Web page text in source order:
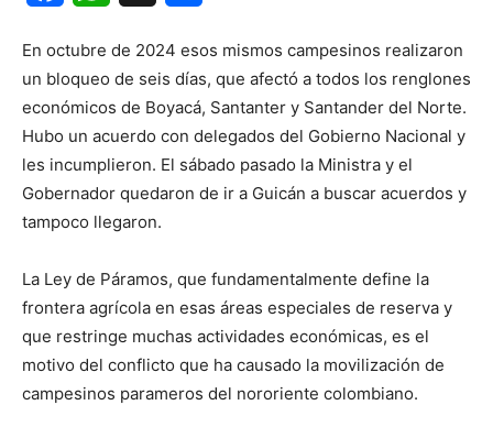
En octubre de 2024 esos mismos campesinos realizaron
un bloqueo de seis días, que afectó a todos los renglones
económicos de Boyacá, Santanter y Santander del Norte.
Hubo un acuerdo con delegados del Gobierno Nacional y
les incumplieron. El sábado pasado la Ministra y el
Gobernador quedaron de ir a Guicán a buscar acuerdos y
tampoco llegaron.
La Ley de Páramos, que fundamentalmente define la
frontera agrícola en esas áreas especiales de reserva y
que restringe muchas actividades económicas, es el
motivo del conflicto que ha causado la movilización de
campesinos parameros del nororiente colombiano.